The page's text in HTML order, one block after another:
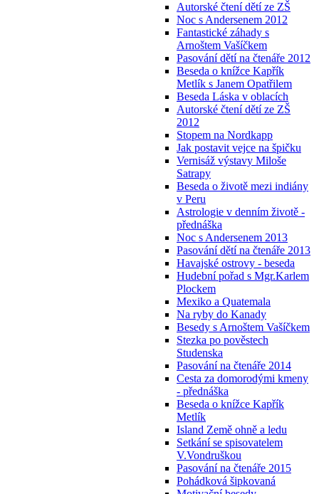
Autorské čtení dětí ze ZŠ
Noc s Andersenem 2012
Fantastické záhady s
Arnoštem Vašíčkem
Pasování dětí na čtenáře 2012
Beseda o knížce Kapřík
Metlík s Janem Opatřilem
Beseda Láska v oblacích
Autorské čtení dětí ze ZŠ
2012
Stopem na Nordkapp
Jak postavit vejce na špičku
Vernisáž výstavy Miloše
Satrapy
Beseda o životě mezi indiány
v Peru
Astrologie v denním životě -
přednáška
Noc s Andersenem 2013
Pasování dětí na čtenáře 2013
Havajské ostrovy - beseda
Hudební pořad s Mgr.Karlem
Plockem
Mexiko a Quatemala
Na ryby do Kanady
Besedy s Arnoštem Vašíčkem
Stezka po pověstech
Studenska
Pasování na čtenáře 2014
Cesta za domorodými kmeny
- přednáška
Beseda o knížce Kapřík
Metlík
Island Země ohně a ledu
Setkání se spisovatelem
V.Vondruškou
Pasování na čtenáře 2015
Pohádková šipkovaná